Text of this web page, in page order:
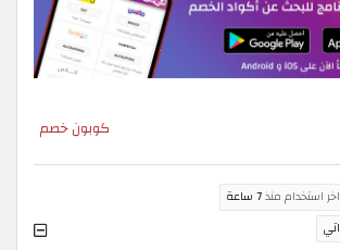
كوبون خصم
اخر استخدام منذ7 ساعة